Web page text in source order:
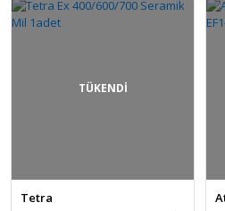
TÜKENDİ
Tetra